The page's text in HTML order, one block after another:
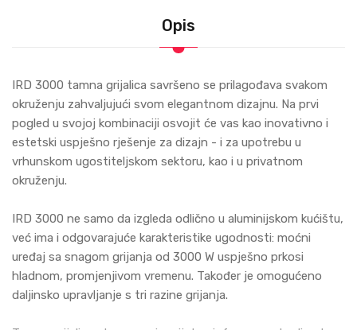
Opis
IRD 3000 tamna grijalica savršeno se prilagođava svakom
okruženju zahvaljujući svom elegantnom dizajnu. Na prvi
pogled u svojoj kombinaciji osvojit će vas kao inovativno i
estetski uspješno rješenje za dizajn - i za upotrebu u
vrhunskom ugostiteljskom sektoru, kao i u privatnom
okruženju.
IRD 3000 ne samo da izgleda odlično u aluminijskom kućištu,
već ima i odgovarajuće karakteristike ugodnosti: moćni
uređaj sa snagom grijanja od 3000 W uspješno prkosi
hladnom, promjenjivom vremenu. Također je omogućeno
daljinsko upravljanje s tri razine grijanja.